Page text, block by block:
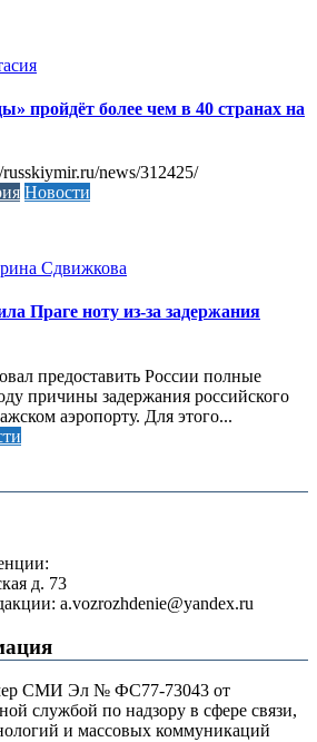
пройдёт более чем в 40 странах на
news/312425/
Новости
Сдвижкова
Праге ноту из-за задержания
предоставить России полные
причины задержания российского
аэропорту. Для этого...
д. 73
a.vozrozhdenie@yandex.ru
СМИ Эл № ФС77-73043 от
службой по надзору в сфере связи,
и массовых коммуникаций